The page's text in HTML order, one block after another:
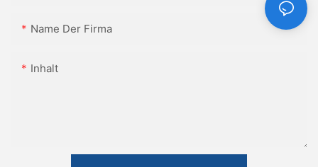
Name Der Firma
Inhalt